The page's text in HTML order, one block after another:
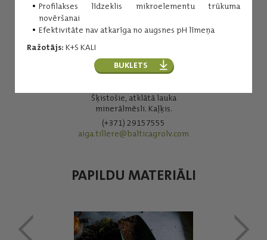
Profilakses līdzeklis mikroelementu trūkuma
novēršanai
Efektivitāte nav atkarīga no augsnes pH līmeņa
Ražotājs: K+S KALI
BUKLETS
Šķistošie, atklātā lauka
minerālmēsli. Kaļķis.
(+371) 29157555
aiga.tillere@balticagrolv.com
PAPILDU MATERIĀLI